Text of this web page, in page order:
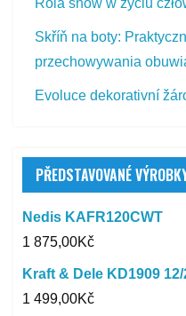
Rola snów w życiu
Skříň na boty:
przechowywania
Evoluce dekorativní
PŘEDSTAVOVANÉ
Nedis KAFR120CWT
1 875,00Kč
Kraft & Dele KD1909
1 499,00Kč